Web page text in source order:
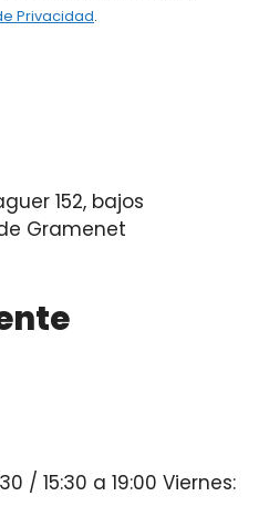
152, bajos
Gramenet
/ 15:30 a 19:00 Viernes:
Privacidad.